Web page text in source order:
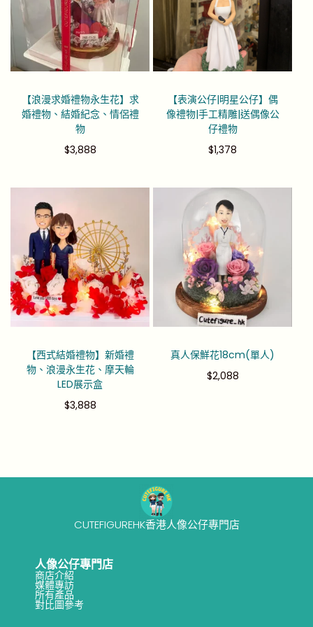
【浪漫求婚禮物永生花】求
婚禮物、結婚紀念、情侶禮
物
$3,888
【表演公仔|明星公仔】偶
像禮物|手工精雕|送偶像公
仔禮物
$1,378
【西式結婚禮物】新婚禮
物、浪漫永生花、摩天輪
LED展示盒
$3,888
真人保鮮花18cm(單人)
$2,088
CUTEFIGUREHK香港人像公仔專門店
人像公仔專門店
商店介紹
媒體專訪
所有產品
對比圖參考